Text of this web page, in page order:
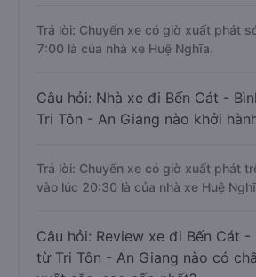
Trả lời: Chuyến xe có giờ xuất phát
7:00 là của nhà xe Huệ Nghĩa.
Câu hỏi: Nhà xe đi Bến Cát -
Tri Tôn - An Giang nào khởi
Trả lời: Chuyến xe có giờ xuất phát
vào lúc 20:30 là của nhà xe Huệ
Câu hỏi: Review xe đi Bến Cát -
từ Tri Tôn - An Giang nào có